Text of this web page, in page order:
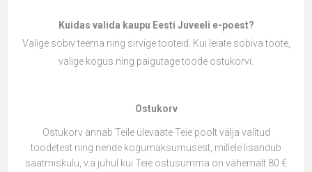
Kuidas valida kaupu Eesti Juveeli e-poest?
Valige sobiv teema ning sirvige tooteid. Kui leiate sobiva toote,
valige kogus ning paigutage toode ostukorvi.
Ostukorv
Ostukorv annab Teile ülevaate Teie poolt välja valitud
toodetest ning nende kogumaksumusest, millele lisandub
saatmiskulu, v.a juhul kui Teie ostusumma on vähemalt 80 €